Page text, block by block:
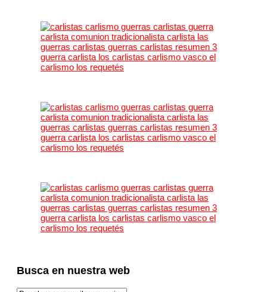
Busca en nuestra web